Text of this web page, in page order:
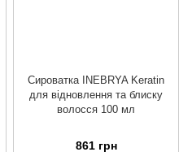
Сироватка INEBRYA Keratin
для відновлення та блиску
волосся 100 мл
861 грн